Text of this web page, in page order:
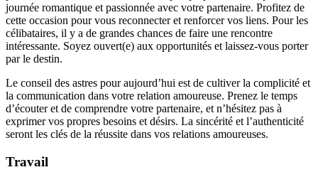
journée romantique et passionnée avec votre partenaire. Profitez de
cette occasion pour vous reconnecter et renforcer vos liens. Pour les
célibataires, il y a de grandes chances de faire une rencontre
intéressante. Soyez ouvert(e) aux opportunités et laissez-vous porter
par le destin.
Le conseil des astres pour aujourd’hui est de cultiver la complicité et
la communication dans votre relation amoureuse. Prenez le temps
d’écouter et de comprendre votre partenaire, et n’hésitez pas à
exprimer vos propres besoins et désirs. La sincérité et l’authenticité
seront les clés de la réussite dans vos relations amoureuses.
Travail